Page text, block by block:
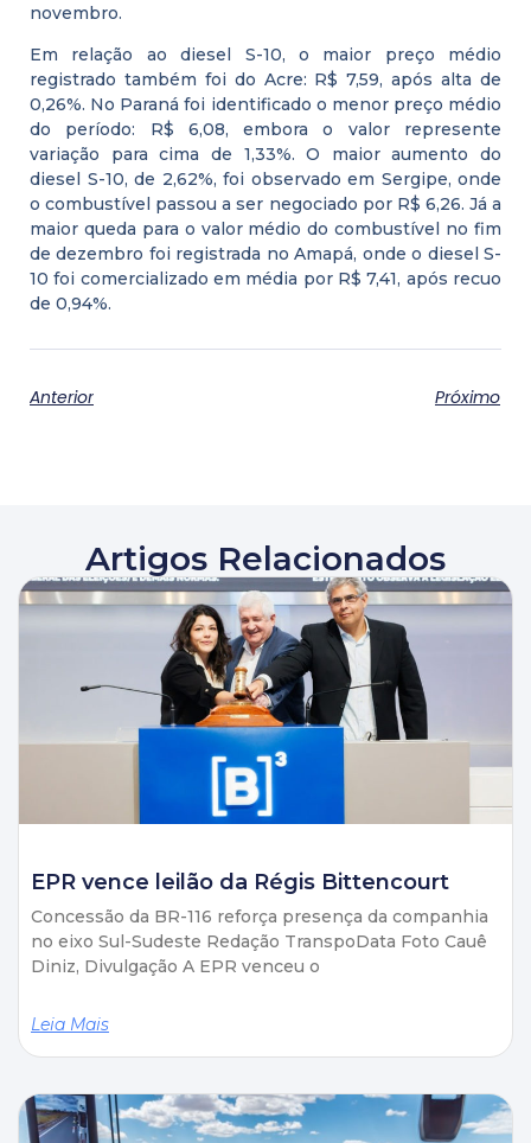
novembro.
Em relação ao diesel S-10, o maior preço médio
registrado também foi do Acre: R$ 7,59, após alta de
0,26%. No Paraná foi identificado o menor preço médio
do período: R$ 6,08, embora o valor represente
variação para cima de 1,33%. O maior aumento do
diesel S-10, de 2,62%, foi observado em Sergipe, onde
o combustível passou a ser negociado por R$ 6,26. Já a
maior queda para o valor médio do combustível no fim
de dezembro foi registrada no Amapá, onde o diesel S-
10 foi comercializado em média por R$ 7,41, após recuo
de 0,94%.
Anterior Próximo
Artigos Relacionados
EPR vence leilão da Régis Bittencourt
Concessão da BR-116 reforça presença da companhia
no eixo Sul-Sudeste Redação TranspoData Foto Cauê
Diniz, Divulgação A EPR venceu o
Leia Mais